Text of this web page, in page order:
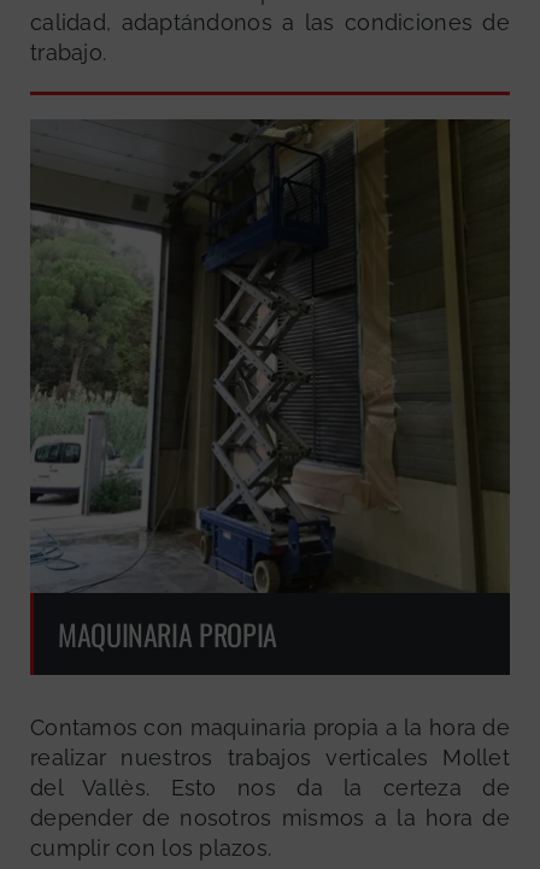
calidad, adaptándonos a las condiciones de
trabajo.
MAQUINARIA PROPIA
Contamos con maquinaria propia a la hora de
realizar nuestros trabajos verticales Mollet
del Vallès. Esto nos da la certeza de
depender de nosotros mismos a la hora de
cumplir con los plazos.